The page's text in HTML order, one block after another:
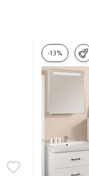
-13%